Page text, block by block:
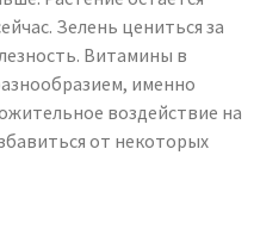
Зелень цениться за
Витамины в
именно
воздействие на
от некоторых